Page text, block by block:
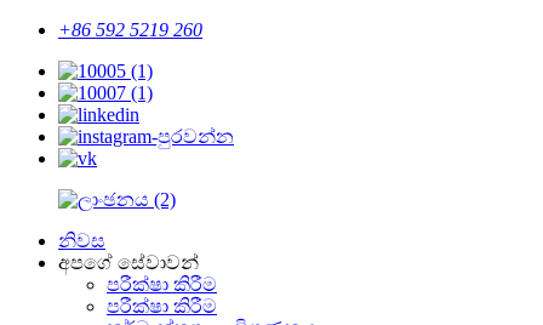
+86 592 5219 260
නිවස
අපගේ සේවාවන්
පරීක්ෂා කිරීම
පරීක්ෂා කිරීම